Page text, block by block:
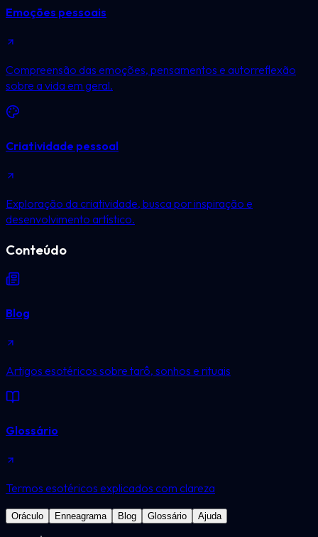
Emoções pessoais
Compreensão das emoções, pensamentos e autorreflexão
sobre a vida em geral.
Criatividade pessoal
Exploração da criatividade, busca por inspiração e
desenvolvimento artístico.
Conteúdo
Blog
Artigos esotéricos sobre tarô, sonhos e rituais
Glossário
Termos esotéricos explicados com clareza
Oráculo Enneagrama Blog Glossário Ajuda